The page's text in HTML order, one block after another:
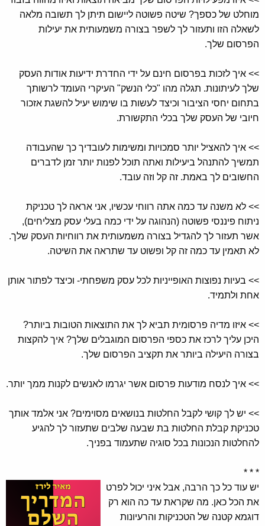
מוחלט של כספך? שיטה פשוטה ליישום תיתן לך תשובה מלאה
לשאלה הזו ותעזור לך לשפר בצורה משמעותית את יעילות
הפרסום שלך.
>> איך לזכות בפרסום חינם על ידי החדרת ידיעות אודות העסק
שלך לעיתונות. תגלה מהו "כלי הנשק" העיקרי העומד לרשותך
בתחום יחסי הציבור וכיצד לעשות בו שימוש יעיל להשגת אזכור
חיובי של העסק שלך בכלי התקשורת.
>> איך להאציל יותר סמכויות ומשימות לעובדיך כך שהעבודה
תמשיך להתנהל ביעילות ואתה תוכל לפנות יותר זמן לדברים
החשובים לך באמת. זה קל וזה עובד.
>> לא משנה עד כמה אתה רווחי עכשיו, אני אראה לך טכניקת
ניתוח פיננסי פשוטה (הנהוגה על ידי כמה בעלי עסק מצליחים),
אשר תעזור לך להגדיל בצורה משמעותית את רווחיות העסק שלך.
לא תאמין עד כמה זה קל ופשוט עד שתראה את השיטה.
>> בעיות נפוצות האופייניות לכל עסק משפחתי- וכיצד לפתור אותן
אחת ולתמיד.
>> איזו מדיה פרסומית תביא לך את התוצאות הטובות ביותר?
היכן עליך לרכז את כספי הפרסום המוגבלים שלך? איך להקצות
בצורה היעילה ביותר את תקציב הפרסום שלך.
>> איך לנסח מודעות פרסום אשר יגרמו לאנשים לקנות ממך יותר.
>> יש לך קושי לקבל החלטות בנושאים מסוימים? אני אלמד אותך
טכניקת קבלת החלטות בת שבעה שלבים שתעזור לך להגיע
להחלטות הנכונות בכל סוגיה שתעמוד בפניך.
* * *
יש עוד כל כך הרבה, אבל איני יכול לפרט
את הכל כאן. מה שקראת עד כה הוא רק
דוגמא קטנה של הטכניקות והרעיונות